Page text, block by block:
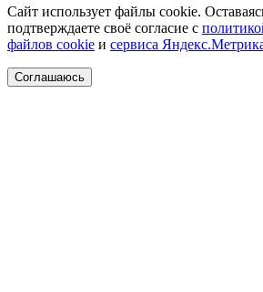
Сайт использует файлы cookie.
подтверждаете своё согласие с
файлов cookie и сервиса
Соглашаюсь